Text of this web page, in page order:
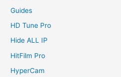
Guides
HD Tune Pro
Hide ALL IP
HitFilm Pro
HyperCam